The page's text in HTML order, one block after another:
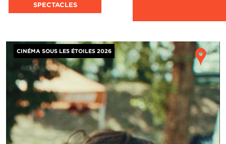
SPECTACLES
Image
CINÉMA SOUS LES ÉTOILES 2026